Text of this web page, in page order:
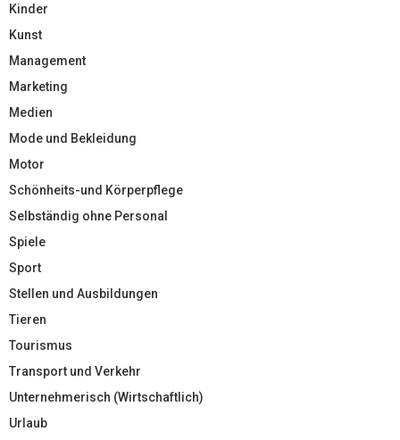
Kinder
Kunst
Management
Marketing
Medien
Mode und Bekleidung
Motor
Schönheits-und Körperpflege
Selbständig ohne Personal
Spiele
Sport
Stellen und Ausbildungen
Tieren
Tourismus
Transport und Verkehr
Unternehmerisch (Wirtschaftlich)
Urlaub